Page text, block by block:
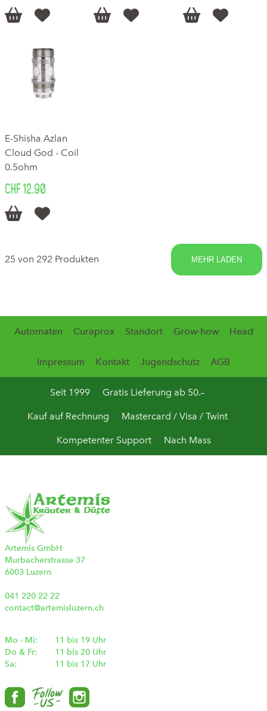
     
E-Shisha Azlan
Cloud God - Coil
0.5ohm
CHF 12.90
 
25 von 292 Produkten MEHR LADEN
Automaten Curaprox Standort Grow-how Head
Impressum Kontakt Jugendschutz AGB
Seit 1999 Gratis Lieferung ab 50.–
Kauf auf Rechnung Mastercard / Visa / Twint
Kompetenter Support Nach Mass
Artemis GmbH
Murbacherstrasse 37
6003 Luzern
041 220 22 22
contact@artemisluzern.ch
Mo - Mi:
11 bis 19 Uhr
Do & Fr:
11 bis 20 Uhr
Sa:
11 bis 17 Uhr